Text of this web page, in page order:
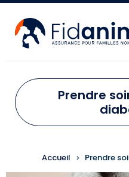
Aller au contenu principal
Prendre
Accueil Prendre